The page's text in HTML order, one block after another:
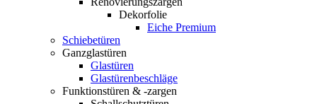
Dekorfolie
Eiche Premium
Schiebetüren
Ganzglastüren
Glastüren
Glastürenbeschläge
Funktionstüren & -zargen